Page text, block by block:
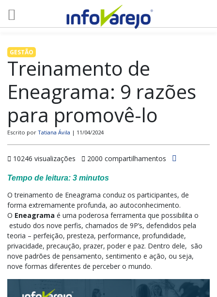
GESTÃO
Treinamento de
Eneagrama: 9 razões
para promovê-lo
Escrito por Tatiana Ávila | 11/04/2024
10246 visualizações 2000 compartilhamentos
Tempo de leitura: 3 minutos
O treinamento de Eneagrama conduz os participantes, de
forma extremamente profunda, ao autoconhecimento.
O Eneagrama é uma poderosa ferramenta que possibilita o
estudo dos nove perfis, chamados de 9P’s, defendidos pela
teoria – perfeição, presteza, performance, profundidade,
privacidade, precaução, prazer, poder e paz. Dentro dele, são
nove padrões de pensamento, sentimento e ação, ou seja,
nove formas diferentes de perceber o mundo.